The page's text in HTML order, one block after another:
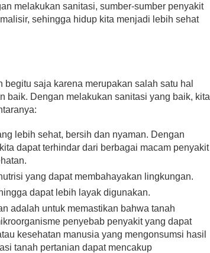
melakukan sanitasi, sumber-sumber penyakit
sehingga hidup kita menjadi lebih sehat
saja karena merupakan salah satu hal
baik. Dengan melakukan sanitasi yang baik, kita
lebih sehat, bersih dan nyaman. Dengan
dapat terhindar dari berbagai macam penyakit
yang dapat membahayakan lingkungan.
dapat lebih layak digunakan.
adalah untuk memastikan bahwa tanah
penyebab penyakit yang dapat
kesehatan manusia yang mengonsumsi hasil
tanah pertanian dapat mencakup